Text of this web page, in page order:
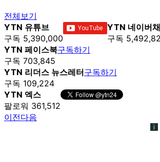
전체보기
YTN 유튜브
구독 5,390,000
YTN 네이버
구독
YTN 페이스북
구독 703,845
구독하기
YTN 리더스 뉴스레터
구독 109,224
구독하기
YTN 엑스
팔로워 361,512
이전다음